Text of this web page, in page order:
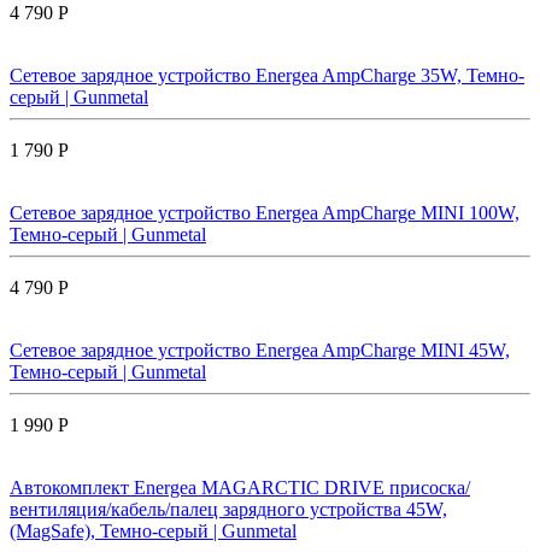
4 790 Р
Сетевое зарядное устройство Energea AmpCharge 35W, Темно-
серый | Gunmetal
1 790 Р
Сетевое зарядное устройство Energea AmpCharge MINI 100W,
Темно-серый | Gunmetal
4 790 Р
Сетевое зарядное устройство Energea AmpCharge MINI 45W,
Темно-серый | Gunmetal
1 990 Р
Автокомплект Energea MAGARCTIC DRIVE присоска/
вентиляция/кабель/палец зарядного устройства 45W,
(MagSafe), Темно-серый | Gunmetal